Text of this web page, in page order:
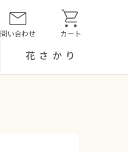
問い合わせ カート
花さかり